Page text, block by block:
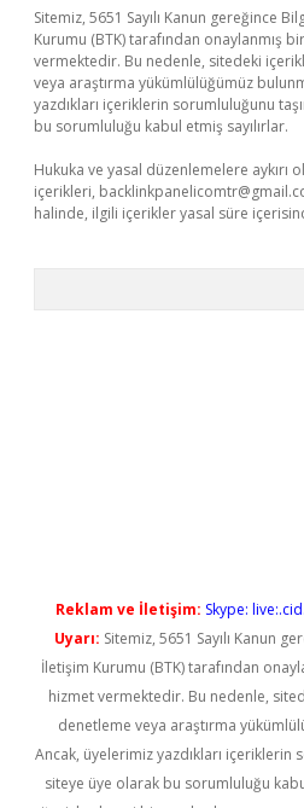
Sitemiz, 5651 Sayılı Kanun gereğince
Kurumu (BTK) tarafından onaylanmış
vermektedir. Bu nedenle, sitedeki
veya araştırma yükümlülüğümüz
yazdıkları içeriklerin sorumluluğunu
bu sorumluluğu kabul etmiş sayılırlar.
Hukuka ve yasal düzenlemelere aykırı
içerikleri,
halinde, ilgili içerikler yasal süre
Reklam ve İletişim: Skype:
Uyarı: Sitemiz, 5651 Sayılı Kanun
İletişim Kurumu (BTK) tarafından
hizmet vermektedir. Bu nedenle,
denetleme veya araştırma
Ancak, üyelerimiz yazdıkları içeriklerin
siteye üye olarak bu sorumluluğu